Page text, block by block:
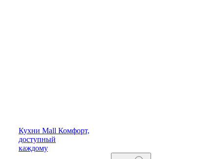
Кухни Mall Комфорт,
доступный
каждому